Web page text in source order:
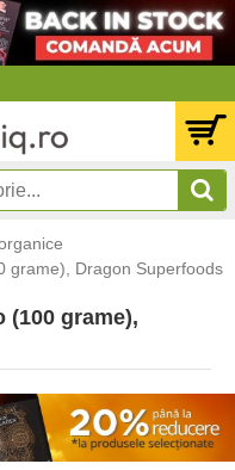
grame), Dragon Superfoods
(100 grame),